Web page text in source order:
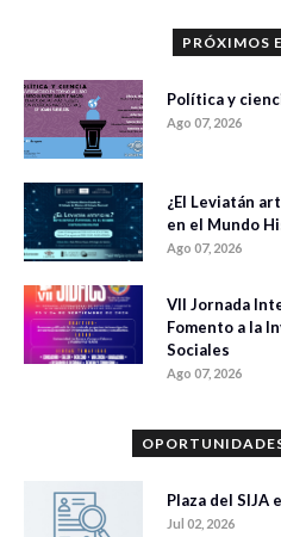
PRÓXIMOS
Política y
Ago 07, 2026
¿El Leviatán
en el Mundo
Ago 07, 2026
VII Jornada
Fomento a la
Sociales
Ago 07, 2026
Plaza del SIJA
Jul 02, 2026